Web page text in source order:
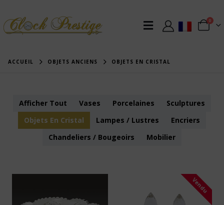
0
ACCUEIL OBJETS ANCIENS OBJETS EN CRISTAL
Afficher Tout Vases Porcelaines
Sculptures
Objets En Cristal
Lampes / Lustres
Encriers
Chandeliers / Bougeoirs
Mobilier
Vendu